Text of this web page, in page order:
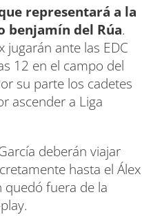
representará a la
benjamín del Rúa.
jugarán ante las EDC
12 en el campo del
su parte los cadetes
ascender a Liga
deberán viajar
hasta el Álex
quedó fuera de la